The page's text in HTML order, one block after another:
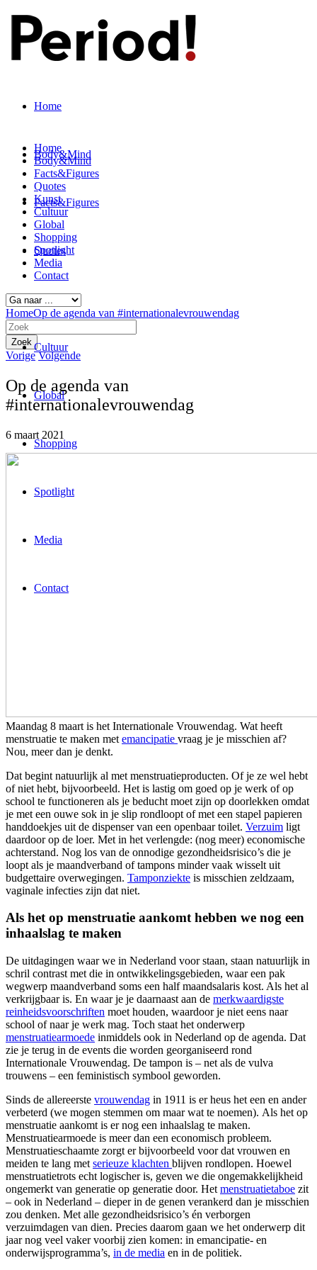
Home
Body&Mind
Facts&Figures
Quotes
Kunst
Cultuur
Global
Shopping
Spotlight
Media
Contact
Home
Body&Mind
Facts&Figures
Quotes
Kunst
Cultuur
Global
Shopping
Spotlight
Media
Contact
HomeOp de agenda van #internationalevrouwendag
Vorige Volgende
Op de agenda van
#internationalevrouwendag
6 maart 2021
Maandag 8 maart is het Internationale Vrouwendag. Wat heeft
menstruatie te maken met emancipatie vraag je je misschien af?
Nou, meer dan je denkt.
Dat begint natuurlijk al met menstruatieproducten. Of je ze wel hebt
of niet hebt, bijvoorbeeld. Het is lastig om goed op je werk of op
school te functioneren als je beducht moet zijn op doorlekken omdat
je met een ouwe sok in je slip rondloopt of met een stapel papieren
handdoekjes uit de dispenser van een openbaar toilet. Verzuim ligt
daardoor op de loer. Met in het verlengde: (nog meer) economische
achterstand. Nog los van de onnodige gezondheidsrisico’s die je
loopt als je maandverband of tampons minder vaak wisselt uit
budgettaire overwegingen. Tamponziekte is misschien zeldzaam,
vaginale infecties zijn dat niet.
Als het op menstruatie aankomt hebben we nog een
inhaalslag te maken
De uitdagingen waar we in Nederland voor staan, staan natuurlijk in
schril contrast met die in ontwikkelingsgebieden, waar een pak
wegwerp maandverband soms een half maandsalaris kost. Als het al
verkrijgbaar is. En waar je je daarnaast aan de merkwaardigste
reinheidsvoorschriften moet houden, waardoor je niet eens naar
school of naar je werk mag. Toch staat het onderwerp
menstruatiearmoede inmiddels ook in Nederland op de agenda. Dat
zie je terug in de events die worden georganiseerd rond
Internationale Vrouwendag. De tampon is – net als de vulva
trouwens – een feministisch symbool geworden.
Sinds de allereerste vrouwendag in 1911 is er heus het een en ander
verbeterd (we mogen stemmen om maar wat te noemen). Als het op
menstruatie aankomt is er nog een inhaalslag te maken.
Menstruatiearmoede is meer dan een economisch probleem.
Menstruatieschaamte zorgt er bijvoorbeeld voor dat vrouwen en
meiden te lang met serieuze klachten blijven rondlopen. Hoewel
menstruatietrots echt logischer is, geven we die ongemakkelijkheid
ongemerkt van generatie op generatie door. Het menstruatietaboe zit
– ook in Nederland – dieper in de genen verankerd dan je misschien
zou denken. Met alle gezondheidsrisico’s én verborgen
verzuimdagen van dien. Precies daarom gaan we het onderwerp dit
jaar nog veel vaker voorbij zien komen: in emancipatie- en
onderwijsprogramma’s, in de media en in de politiek.